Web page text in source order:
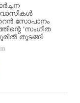
സോപാനം
‘സംഗീത
തുടങ്ങി